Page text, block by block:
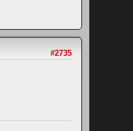
#2735